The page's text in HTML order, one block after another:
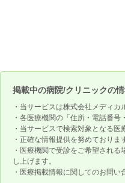
掲載中の病院/クリニックの
・当サービスは株式会社メディカ
・各医療機関の「住所・電話番
・当サービスで検索対象となる
・正確な情報提供を努めており
・医療機関で受診をご希望され
し上げます。
・医療掲載情報に関してのお問い